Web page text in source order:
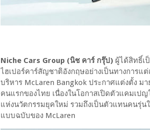
Niche Cars Group (นิช คาร์ กรุ๊ป) ผู้ได้สิทธิ์เ
ไฮเปอร์คาร์สัญชาติอังกฤษอย่างเป็นทางการแ
บริหาร McLaren Bangkok ประกาศแต่งตั้ง ม
คนแรกของไทย เนื่องในโอกาสเปิดตัวแคมเป
แห่งนวัตกรรมยุคใหม่ รวมถึงเป็นตัวแทนคนรุ่
แบบฉบับของ McLaren